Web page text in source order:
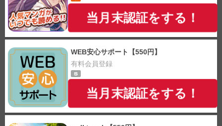
当月末認証をする！
WEB安心サポート【550円】
有料会員登録
当月末認証をする！